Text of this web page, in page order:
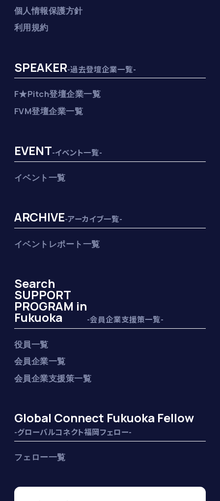
個人情報保護方針
利用規約
SPEAKER-過去登壇企業一覧-
F★Pitch登壇企業一覧
FVM登壇企業一覧
EVENT-イベント一覧-
イベント一覧
ARCHIVE-アーカイブ一覧-
イベントレポート一覧
Search
SUPPORT
PROGRAM in
Fukuoka -会員企業支援策一覧-
役員一覧
会員企業一覧
会員企業支援策一覧
Global Connect Fukuoka Fellow
-グローバルコネクト福岡フェロー-
フェロー一覧